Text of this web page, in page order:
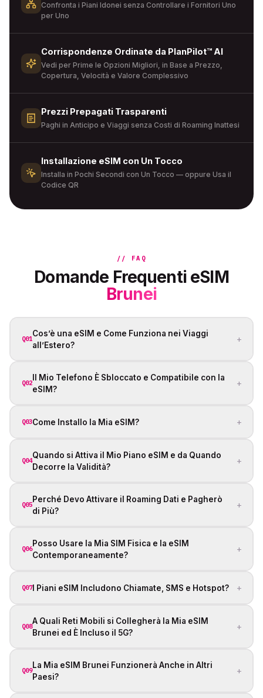
Confronta i Piani Idonei senza Controllare i Fornitori Uno
per Uno
Corrispondenze Ordinate da PlanPilot™ AI
Vedi per Prime le Opzioni Migliori, in Base a Prezzo,
Copertura, Velocità e Valore Complessivo
Prezzi Prepagati Trasparenti
Paghi in Anticipo e Viaggi senza Costi di Roaming Inattesi
Installazione eSIM con Un Tocco
Installa in Pochi Secondi con Un Tocco — oppure Usa il
Codice QR
// FAQ
Domande Frequenti eSIM
Brunei
Q01
Cos’è una eSIM e Come Funziona nei Viaggi
all’Estero?
+
Q02
Il Mio Telefono È Sbloccato e Compatibile con la
eSIM?
+
Q03Come Installo la Mia eSIM? +
Q04
Quando si Attiva il Mio Piano eSIM e da Quando
Decorre la Validità?
+
Q05
Perché Devo Attivare il Roaming Dati e Pagherò
di Più?
+
Q06
Posso Usare la Mia SIM Fisica e la eSIM
Contemporaneamente?
+
Q07I Piani eSIM Includono Chiamate, SMS e Hotspot? +
Q08
A Quali Reti Mobili si Collegherà la Mia eSIM
Brunei ed È Incluso il 5G?
+
Q09
La Mia eSIM Brunei Funzionerà Anche in Altri
Paesi?
+